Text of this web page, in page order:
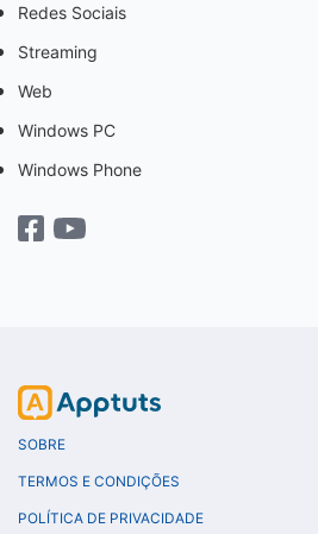
Redes Sociais
Streaming
Web
Windows PC
Windows Phone
SOBRE
TERMOS E CONDIÇÕES
POLÍTICA DE PRIVACIDADE